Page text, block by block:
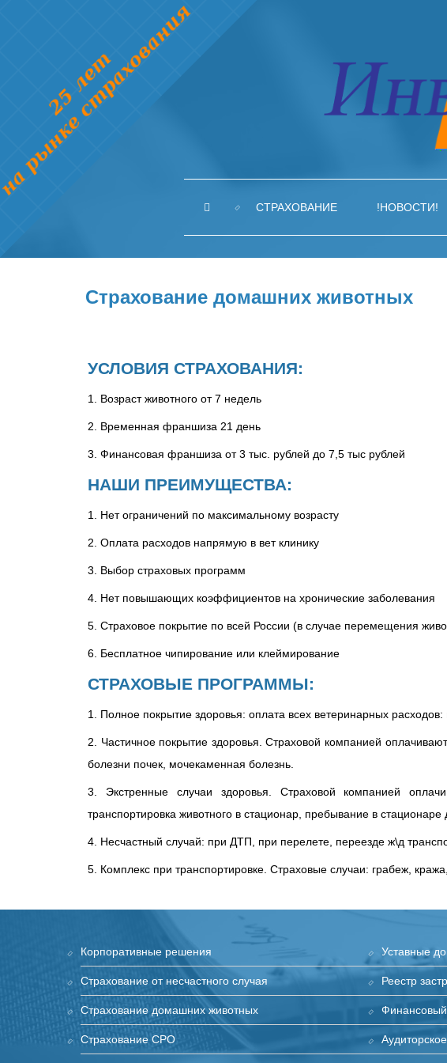
СТРАХОВАНИЕ !НОВОСТИ!
Страхование домашних животных
УСЛОВИЯ СТРАХОВАНИЯ:
1. Возраст животного от 7 недель
2. Временная франшиза 21 день
3. Финансовая франшиза от 3 тыс. рублей до 7,5 тыс рублей
НАШИ ПРЕИМУЩЕСТВА:
1. Нет ограничений по максимальному возрасту
2. Оплата расходов напрямую в вет клинику
3. Выбор страховых программ
4. Нет повышающих коэффициентов на хронические заболевания
5. Страховое покрытие по всей России (в случае перемещения
6. Бесплатное чипирование или клеймирование
СТРАХОВЫЕ ПРОГРАММЫ:
1. Полное покрытие здоровья: оплата всех ветеринарных
2. Частичное покрытие здоровья. Страховой компанией
болезни почек, мочекаменная болезнь.
3. Экстренные случаи здоровья. Страховой компанией
транспортировка животного в стационар, пребывание в стационаре
4. Несчастный случай: при ДТП, при перелете, переезде ж\д
5. Комплекс при транспортировке. Страховые случаи: грабеж,
Корпоративные решения
Страхование от несчастного случая
Страхование домашних животных
Страхование СРО
Уставные
Реестр
Финансовый